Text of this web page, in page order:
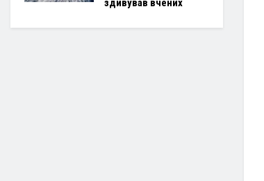
здивував вчених